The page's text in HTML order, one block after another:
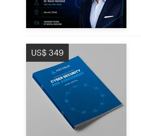
US$ 349
Manual de identidade da marca
Pesquisar todas as categorias
+1 877 834 4534